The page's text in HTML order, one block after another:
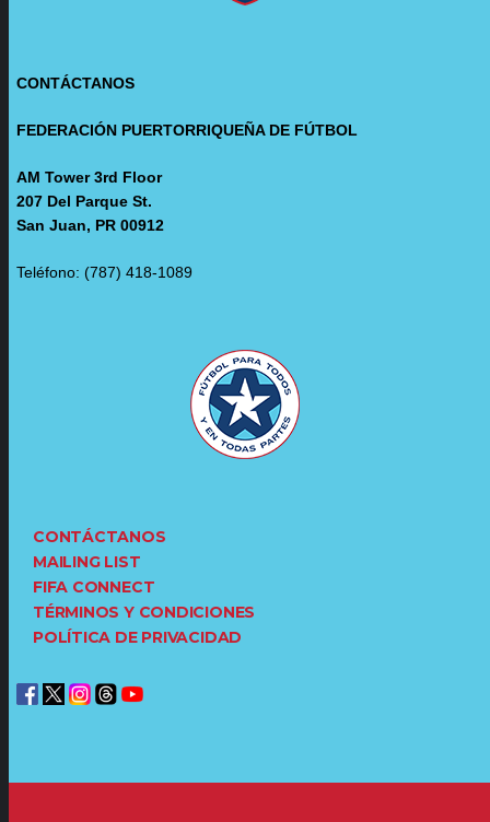
CONTÁCTANOS
FEDERACIÓN PUERTORRIQUEÑA DE FÚTBOL
AM Tower 3rd Floor
207 Del Parque St.
San Juan, PR 00912
Teléfono: (787) 418-1089
CONTÁCTANOS
MAILING LIST
FIFA CONNECT
TÉRMINOS Y CONDICIONES
POLÍTICA DE PRIVACIDAD